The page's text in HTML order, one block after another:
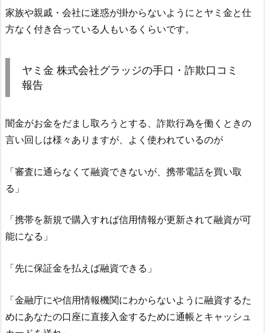
家族や親戚・会社に迷惑が掛からないようにとヤミ金と仕
方なく付き合っている人もいるくらいです。
ヤミ金 株式会社グラッジの手口・詐欺口コミ
報告
闇金がお金をだまし取ろうとする、詐欺行為を働くときの
言い回しは様々ありますが、よく使われているのが
「審査に通らなくて融資できないが、携帯電話を買い取
る」
「携帯を新規で購入すれば信用情報が更新されて融資が可
能になる」
「先に保証金を払えば融資できる」
「金融庁にや信用情報機関にわからないように融資するた
めにあなたの口座に直接入金するために通帳とキャッシュ